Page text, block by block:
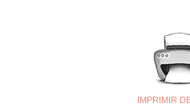
IMPRIMIR